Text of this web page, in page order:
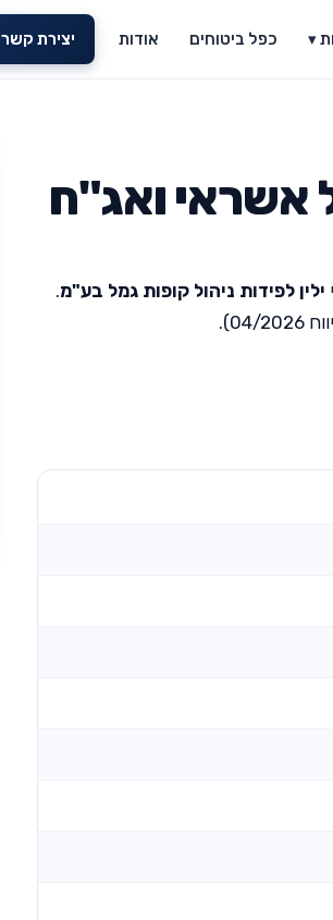
▾ כפל ביטוחים אודות יצירת קשר
אשראי ואג"ח
ילין לפידות ניהול קופות גמל בע"מ.